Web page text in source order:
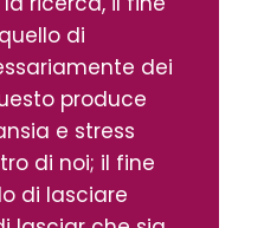
di
dei
produce
e stress
di noi; il fine
di lasciare